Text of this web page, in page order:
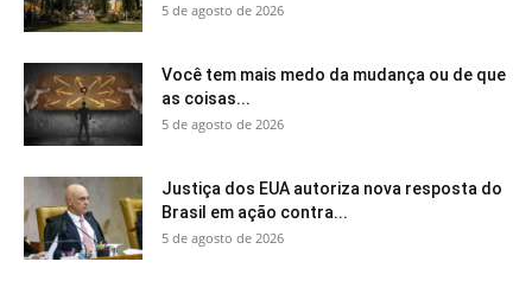
5 de agosto de 2026
Você tem mais medo da mudança ou de que
as coisas...
5 de agosto de 2026
Justiça dos EUA autoriza nova resposta do
Brasil em ação contra...
5 de agosto de 2026